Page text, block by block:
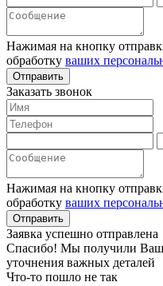
Нажимая на кнопку
обработку ваших
Отправить
Заказать звонок
Нажимая на кнопку
обработку ваших
Отправить
Заявка успешно отправлена
Спасибо! Мы получили
уточнения важных деталей
Что-то пошло не так